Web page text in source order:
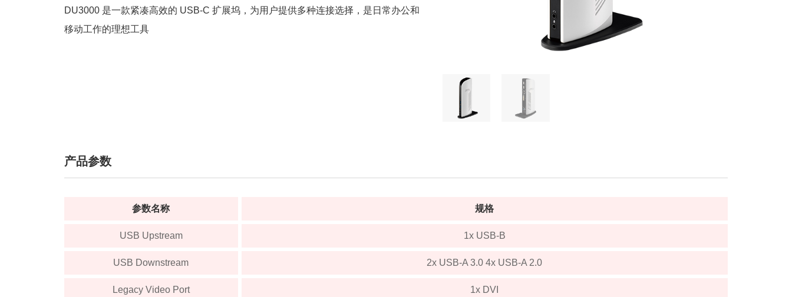
DU3000 是一款紧凑高效的 USB-C 扩展坞，为用户提供多种连接选择，是日常办公和
移动工作的理想工具
产品参数
参数名称 规格
USB Upstream 1x USB-B
USB Downstream 2x USB-A 3.0 4x USB-A 2.0
Legacy Video Port 1x DVI